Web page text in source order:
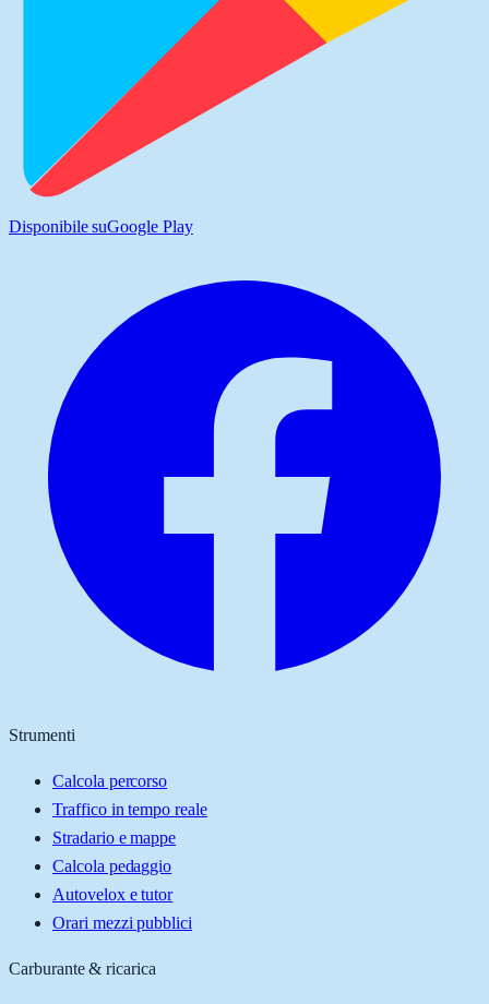
Disponibile suGoogle Play
Strumenti
Calcola percorso
Traffico in tempo reale
Stradario e mappe
Calcola pedaggio
Autovelox e tutor
Orari mezzi pubblici
Carburante & ricarica